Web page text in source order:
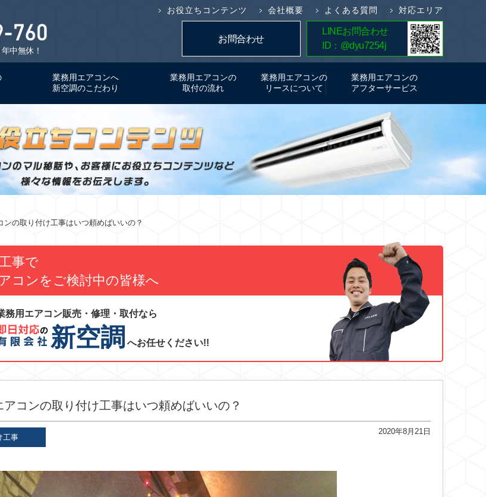
お役立ちコンテンツ 会社概要 よくある質問 対応エリア
中無休！
簡単5分！
お見積り
お問合わせ
LINEお問合わせ
ID：@dyu7254j
業務用エアコンへ
新空調のこだわり
業務用エアコンの
取付の流れ
業務用エアコンの
リースについて
業務用エアコンの
アフターサービス
ンの取り付け工事はいつ頼めばいいの？
事で
コンをご検討中の皆様へ
務用エアコン販売・修理・取付なら
新空調 へお任せください!!
アコンの取り付け工事はいつ頼めばいいの？
2020年8月21日
工事